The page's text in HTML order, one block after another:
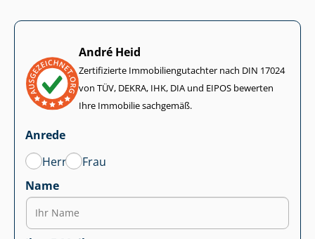
André Heid
Zertifizierte Im­mo­bi­li­en­gut­ach­ter nach DIN 17024
von TÜV, DEKRA, IHK, DIA und EIPOS bewerten
Ihre Immobilie sachgemäß.
Anrede
Herr
Frau
Name